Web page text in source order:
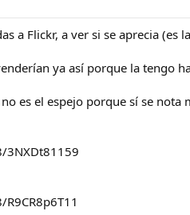
a Flickr, a ver si se aprecia
ya así porque la tengo
es el espejo porque sí se
3NXDt81159